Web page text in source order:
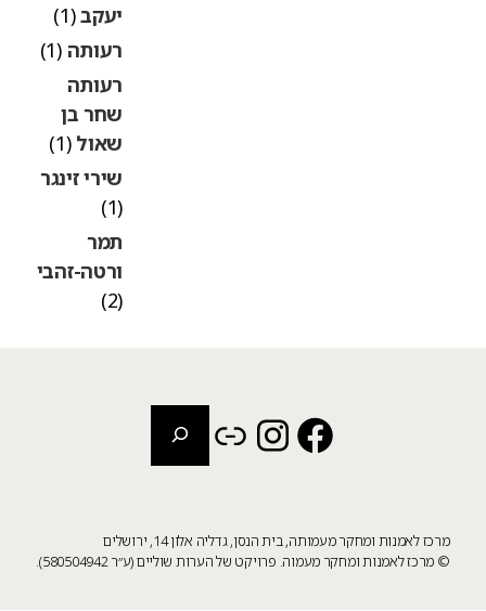
יעקב(1)
רעותה(1)
רעותה
שחר בן
שאול(1)
שירי זינגר
תמר
ורטה-זהבי
מרכז לאמנות ומחקר מעמותה, בית הנסן, גדליה אלון 14, ירושלים
מרכז לאמנות ומחקר מעמוה. פרויקט של הערות שוליים (ע״ר 580504942).
Facebook
Instagram
Link